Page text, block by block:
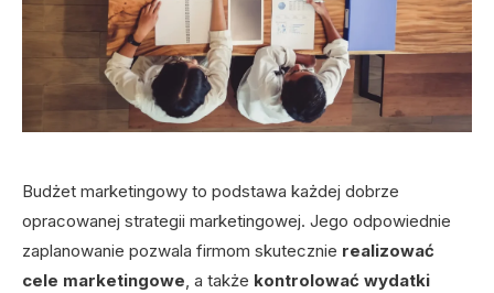
Budżet marketingowy to podstawa każdej dobrze
opracowanej strategii marketingowej. Jego odpowiednie
zaplanowanie pozwala firmom skutecznie realizować
cele marketingowe, a także kontrolować wydatki